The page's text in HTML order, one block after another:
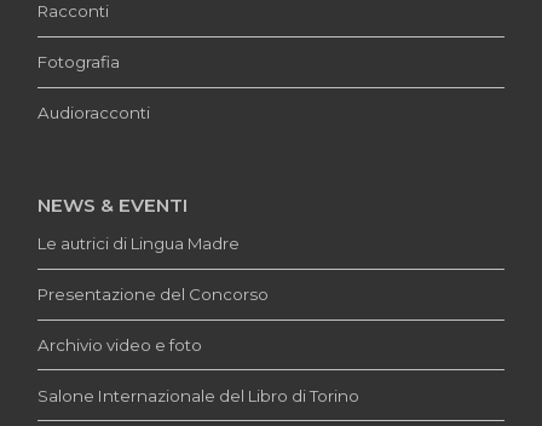
Racconti
Fotografia
Audioracconti
NEWS & EVENTI
Le autrici di Lingua Madre
Presentazione del Concorso
Archivio video e foto
Salone Internazionale del Libro di Torino